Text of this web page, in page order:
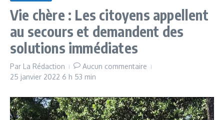
Vie chère : Les citoyens appellent
au secours et demandent des
solutions immédiates
Par La Rédaction
Aucun commentaire
25 janvier 2022 6 h 53 min